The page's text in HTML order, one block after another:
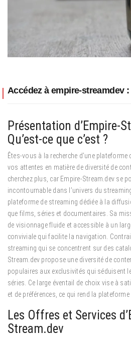
Accédez à empire-streamdev
Présentation d’Empire-
Qu’est-ce que c’est ?
Êtes-vous à la recherche d’une plateforme
vos attentes en matière de diversité de
cherchez plus, car Empire-Stream.dev se
incontournable dans l’univers du
plateforme de streaming dédiée à la
que films, séries et documentaires. Sa
de visionnage fluide et accessible à un
conviviale qui facilite la navigation.
streaming qui se concentrent sur des
Stream.dev propose une diversité de
populaires aux exclusivités qui séduisent
séries. Ce large éventail de choix vise à
et de préférences, ce qui rend la
Les Offres et Services
Stream.dev